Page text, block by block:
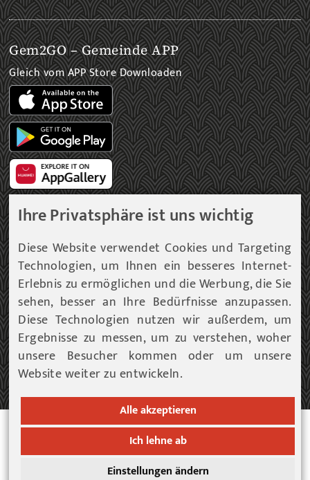
Ihre Privatsphäre ist uns wichtig
Diese Website verwendet Cookies und Targeting
Technologien, um Ihnen ein besseres Internet-
Erlebnis zu ermöglichen und die Werbung, die Sie
sehen, besser an Ihre Bedürfnisse anzupassen.
Diese Technologien nutzen wir außerdem, um
Ergebnisse zu messen, um zu verstehen, woher
unsere Besucher kommen oder um unsere
Website weiter zu entwickeln.
Alle akzeptieren
Ich lehne ab
Einstellungen ändern
Gem2GO – Gemeinde APP
Gleich vom APP Store Downloaden
Gemeinde Newsletter
Immer am aktuellsten Informationsstand!
Unser Infoservice liefert Ihnen, in periodischen
Abständen, Informationen rund um die Gemeinde
Fohnsdorf.
ZUM NEWSLETTER EINTRAG...
© 2026 Gemeinde Fohnsdorf |Datenschutz
Hinweise|Impressum